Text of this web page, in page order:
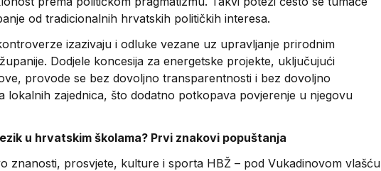
od tradicionalnih hrvatskih političkih interesa.
izazivaju i odluke vezane uz upravljanje prirodnim
Dodjele koncesija za energetske projekte, uključujući
provode se bez dovoljno transparentnosti i bez dovoljno
lokalnih zajednica, što dodatno potkopava povjerenje u njegovu
u hrvatskim školama? Prvi znakovi popuštanja
znanosti, prosvjete, kulture i sporta HBŽ – pod Vukadinovom vlašću